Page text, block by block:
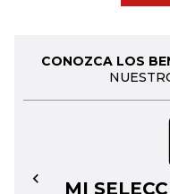
CONOZCA LOS
MI
←